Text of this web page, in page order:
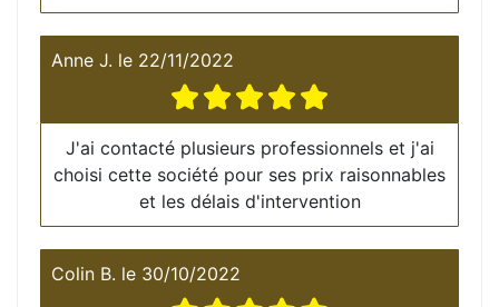
Anne J. le 22/11/2022
J'ai contacté plusieurs professionnels et j'ai
choisi cette société pour ses prix raisonnables
et les délais d'intervention
Colin B. le 30/10/2022